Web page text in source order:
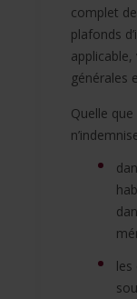
complet
plafonds
générales
Quelle
les